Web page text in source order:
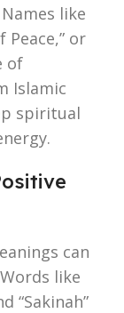
like
Peace,” or
of
Islamic
spiritual
can
like
“Sakinah”